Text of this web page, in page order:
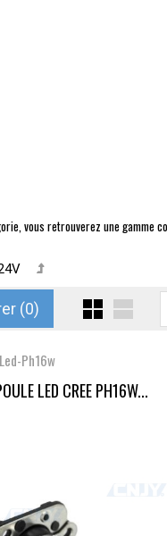
vous retrouverez une gamme
(0)
Ph16w
LED CREE PH16W...